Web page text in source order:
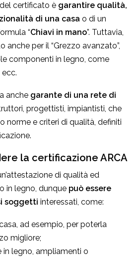
certificato è garantire qualità,
di una casa o di un
“Chiavi in mano”. Tuttavia,
anche per il “Grezzo avanzato”,
componenti in legno, come
ecc.
anche garante di una rete di
progettisti, impiantisti, che
norme e criteri di qualità, definiti
la certificazione ARCA
di qualità ed
in legno, dunque può essere
soggetti interessati, come:
ad esempio, per poterla
migliore;
in legno, ampliamenti o